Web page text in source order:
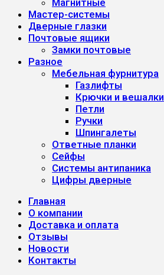
Магнитные
Мастер-системы
Дверные глазки
Почтовые ящики
Замки почтовые
Разное
Мебельная фурнитура
Газлифты
Крючки и вешалки
Петли
Ручки
Шпингалеты
Ответные планки
Сейфы
Системы антипаника
Цифры дверные
Главная
О компании
Доставка и оплата
Отзывы
Новости
Контакты